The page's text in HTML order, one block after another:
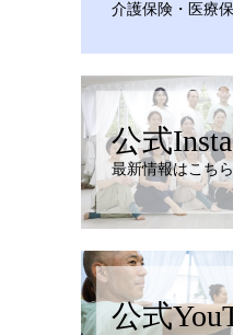
介護保険・医療
公式
最新情報はこちら
公式